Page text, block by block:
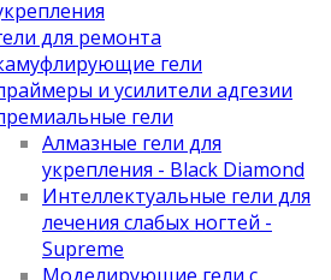
для ремонта
гели
и усилители адгезии
гели
Алмазные гели для
укрепления - Black Diamond
Интеллектуальные гели для
лечения слабых ногтей -
Supreme
Моделирующие гели с